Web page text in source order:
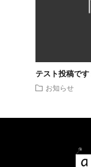
テスト投稿で
お知らせ